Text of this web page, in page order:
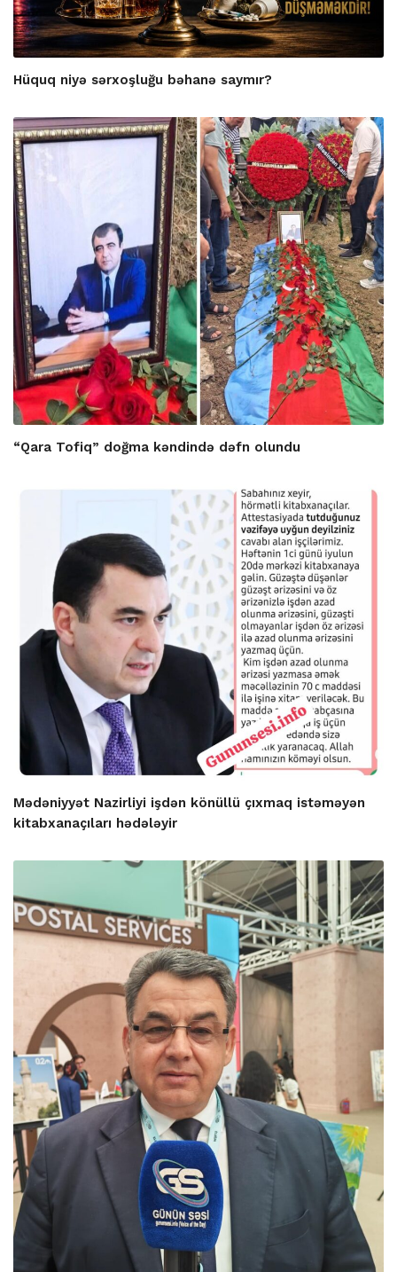
Hüquq niyə sərxoşluğu bəhanə saymır?
“Qara Tofiq” doğma kəndində dəfn olundu
Mədəniyyət Nazirliyi işdən könüllü çıxmaq istəməyən
kitabxanaçıları hədələyir